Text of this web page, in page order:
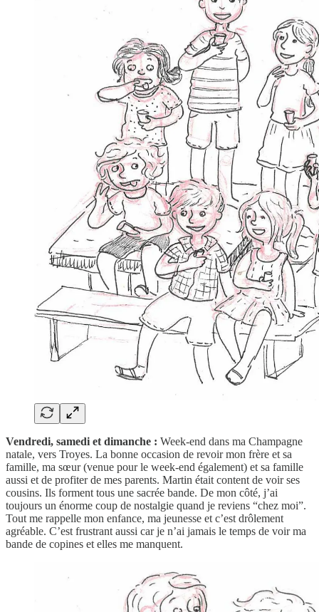
Vendredi, samedi et dimanche : Week-end dans ma Champagne
natale, vers Troyes. La bonne occasion de revoir mon frère et sa
famille, ma sœur (venue pour le week-end également) et sa famille
aussi et de profiter de mes parents. Martin était content de voir ses
cousins. Ils forment tous une sacrée bande. De mon côté, j’ai
toujours un énorme coup de nostalgie quand je reviens “chez moi”.
Tout me rappelle mon enfance, ma jeunesse et c’est drôlement
agréable. C’est frustrant aussi car je n’ai jamais le temps de voir ma
bande de copines et elles me manquent.